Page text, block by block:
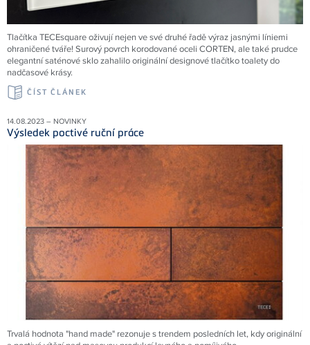
Tlačítka TECEsquare oživují nejen ve své druhé řadě výraz jasnými líniemi
ohraničené tváře! Surový povrch korodované oceli CORTEN, ale také prudce
elegantní saténové sklo zahalilo originální designové tlačítko toalety do
nadčasové krásy.
ČÍST ČLÁNEK
14.08.2023 – NOVINKY
Výsledek poctivé ruční práce
Trvalá hodnota "hand made" rezonuje s trendem posledních let, kdy originální